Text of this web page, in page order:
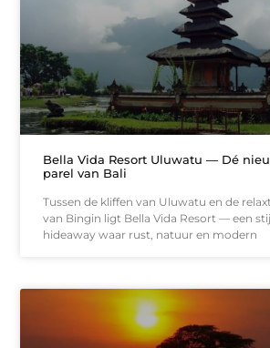
Bella Vida Resort Uluwatu — Dé
parel van Bali
Tussen de kliffen van Uluwatu en de
van Bingin ligt Bella Vida Resort — een
hideaway waar rust, natuur en modern